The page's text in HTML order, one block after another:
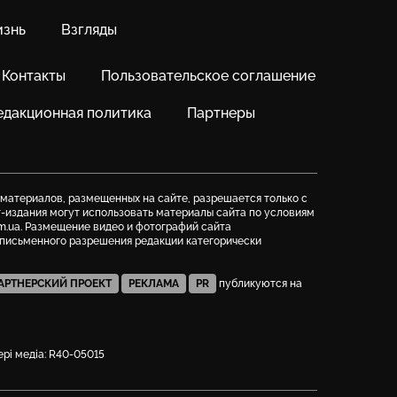
Взгляды
Контакты Пользовательское соглашение
политика Партнеры
размещенных на сайте, разрешается только с
могут использовать материалы сайта по условиям
Размещение видео и фотографий сайта
разрешения редакции категорически
ПРОЕКТ РЕКЛАМА PR
публикуются на
медіа: R40-05015